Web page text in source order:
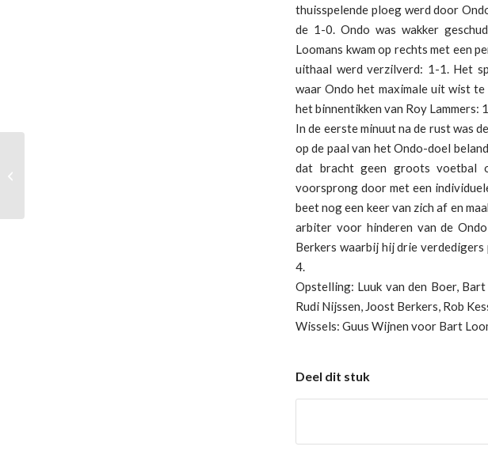
thuisspelende ploeg werd door
de 1-0. Ondo was wakker
Loomans kwam op rechts met een
uithaal werd verzilverd: 1-1. Het
waar Ondo het maximale uit wist
het binnentikken van Roy Lammers:
In de eerste minuut na de rust was
op de paal van het Ondo-doel
dat bracht geen groots voetbal
voorsprong door met een
beet nog een keer van zich af en
arbiter voor hinderen van de
Berkers waarbij hij drie
4.
Opstelling: Luuk van den Boer, Bart
Rudi Nijssen, Joost Berkers, Rob
Wissels: Guus Wijnen voor Bart
Deel dit stuk